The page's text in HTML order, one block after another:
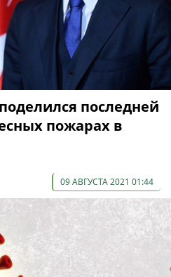
последней
пожарах в
09 АВГУСТА 2021 01:44